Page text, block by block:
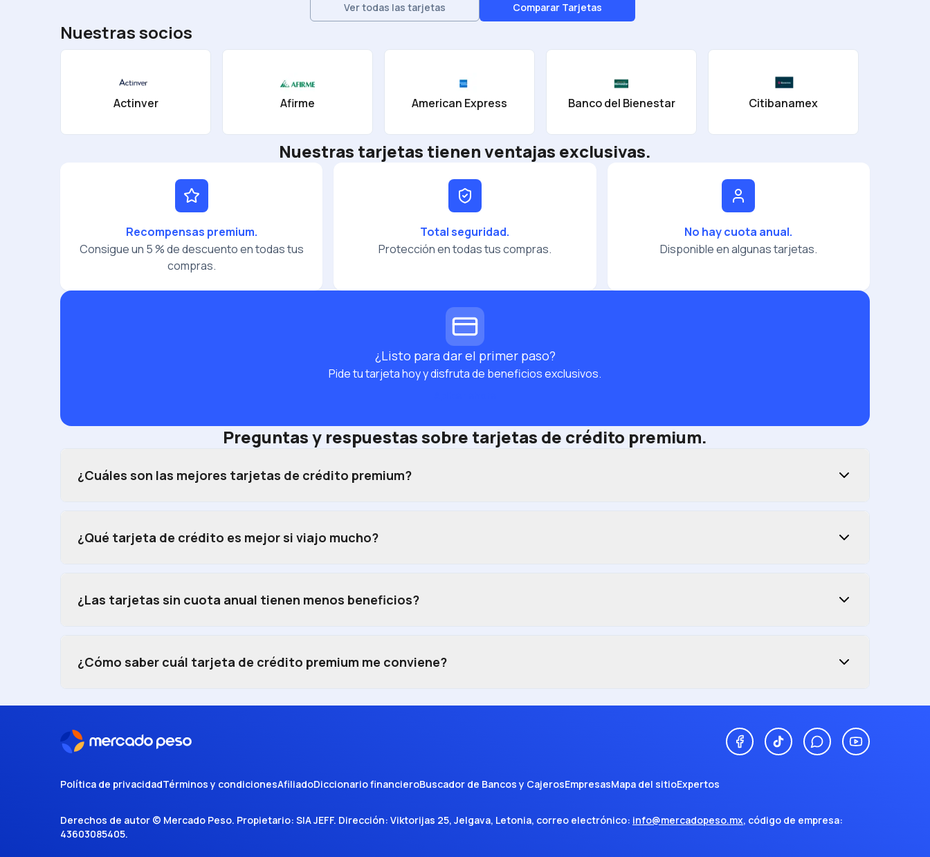
Ver todas las tarjetas Comparar Tarjetas
Nuestras socios
Actinver Afirme American Express Banco del Bienestar Citibanamex
Nuestras tarjetas tienen ventajas exclusivas.
Recompensas premium.
Consigue un 5 % de descuento en todas tus
compras.
Total seguridad.
Protección en todas tus compras.
No hay cuota anual.
Disponible en algunas tarjetas.
¿Listo para dar el primer paso?
Pide tu tarjeta hoy y disfruta de beneficios exclusivos.
Preguntas y respuestas sobre tarjetas de crédito premium.
¿Cuáles son las mejores tarjetas de crédito premium?
¿Qué tarjeta de crédito es mejor si viajo mucho?
¿Las tarjetas sin cuota anual tienen menos beneficios?
¿Cómo saber cuál tarjeta de crédito premium me conviene?
Política de privacidadTérminos y condicionesAfiliadoDiccionario financieroBuscador de Bancos y CajerosEmpresasMapa del sitioExpertos
Derechos de autor © Mercado Peso. Propietario: SIA JEFF. Dirección: Viktorijas 25, Jelgava, Letonia, correo electrónico: info@mercadopeso.mx, código de empresa:
43603085405.